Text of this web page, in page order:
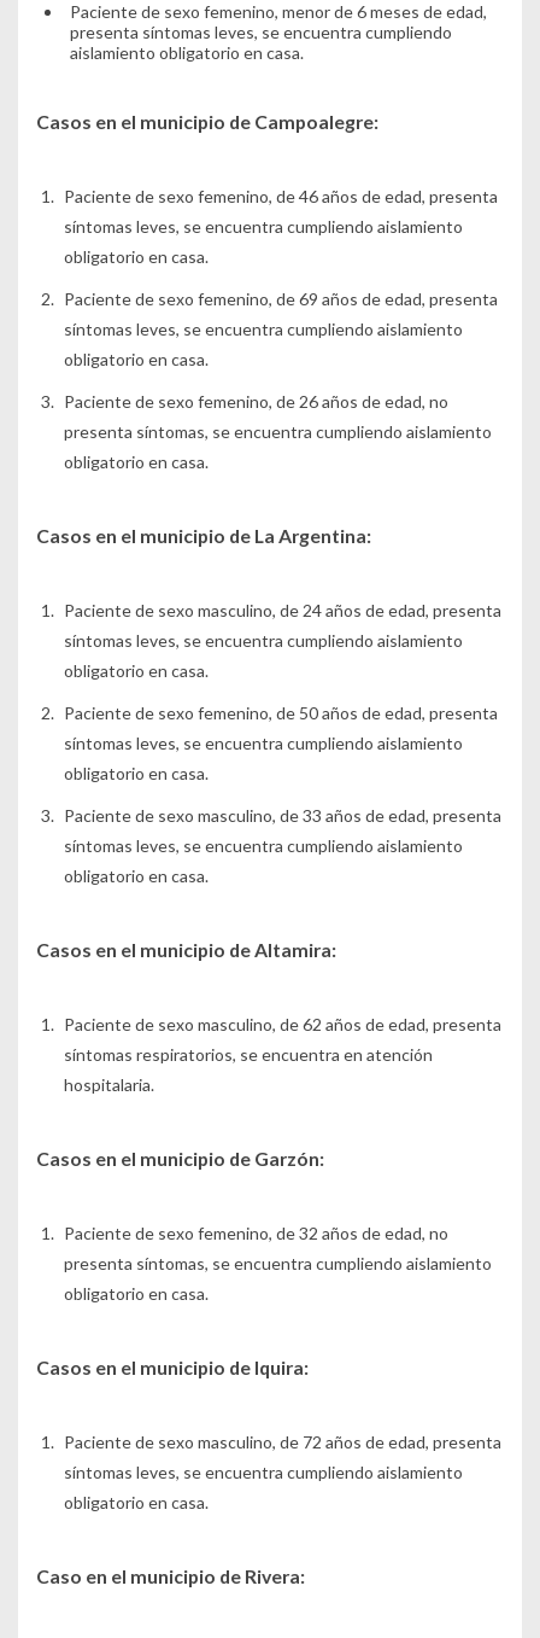
Paciente de sexo femenino, menor de 6 meses de edad,
presenta síntomas leves, se encuentra cumpliendo
aislamiento obligatorio en casa.
Casos en el municipio de Campoalegre:
Paciente de sexo femenino, de 46 años de edad, presenta
síntomas leves, se encuentra cumpliendo aislamiento
obligatorio en casa.
Paciente de sexo femenino, de 69 años de edad, presenta
síntomas leves, se encuentra cumpliendo aislamiento
obligatorio en casa.
Paciente de sexo femenino, de 26 años de edad, no
presenta síntomas, se encuentra cumpliendo aislamiento
obligatorio en casa.
Casos en el municipio de La Argentina:
Paciente de sexo masculino, de 24 años de edad, presenta
síntomas leves, se encuentra cumpliendo aislamiento
obligatorio en casa.
Paciente de sexo femenino, de 50 años de edad, presenta
síntomas leves, se encuentra cumpliendo aislamiento
obligatorio en casa.
Paciente de sexo masculino, de 33 años de edad, presenta
síntomas leves, se encuentra cumpliendo aislamiento
obligatorio en casa.
Casos en el municipio de Altamira:
Paciente de sexo masculino, de 62 años de edad, presenta
síntomas respiratorios, se encuentra en atención
hospitalaria.
Casos en el municipio de Garzón:
Paciente de sexo femenino, de 32 años de edad, no
presenta síntomas, se encuentra cumpliendo aislamiento
obligatorio en casa.
Casos en el municipio de Iquira:
Paciente de sexo masculino, de 72 años de edad, presenta
síntomas leves, se encuentra cumpliendo aislamiento
obligatorio en casa.
Caso en el municipio de Rivera: